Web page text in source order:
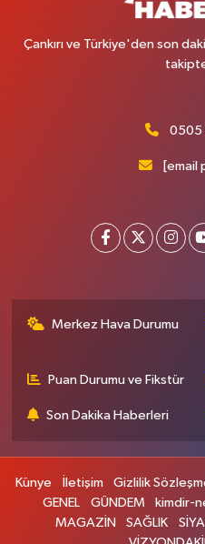
Çankırı ve Türkiye'den son
0505
[email
Merkez Hava Durumu
Puan Durumu ve Fikstür
Son Dakika Haberleri
Künye İletişim Gizlilik
GENEL
GÜNDEM kimdir-
MAGAZİN
SAĞLIK